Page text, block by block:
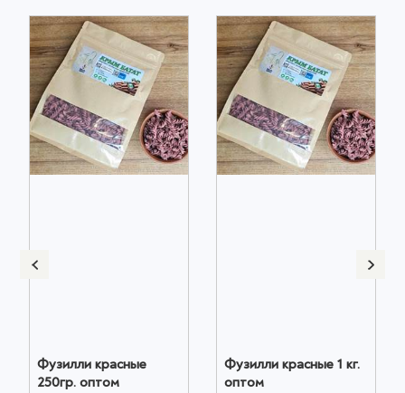
Фузилли красные
250гр. оптом
Фузилли красные 1 кг.
оптом